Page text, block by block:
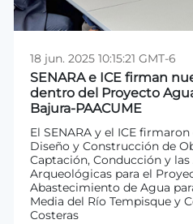
18 jun. 2025 10:15:21 GMT-6
SENARA e ICE firman
dentro del Proyecto
Bajura-PAACUME
El SENARA y el ICE
Diseño y Construcción de
Captación, Conducción y
Arqueológicas para el
Abastecimiento de Agua
Media del Río Tempisque y
Costeras